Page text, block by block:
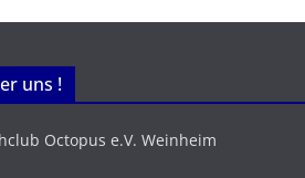
uns !
Octopus e.V. Weinheim